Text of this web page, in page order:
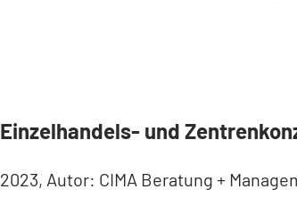
Einzelhandels- und
2023, Autor: CIMA Beratung +